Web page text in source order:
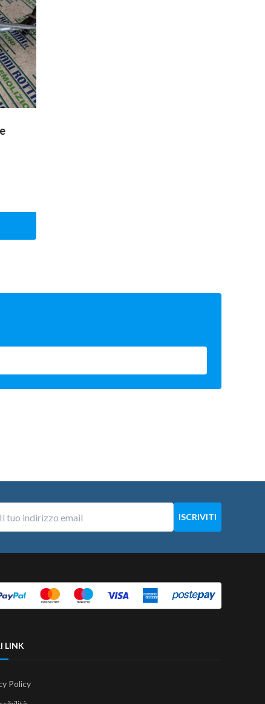
LINK
Policy